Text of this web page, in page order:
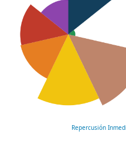
Repercusión